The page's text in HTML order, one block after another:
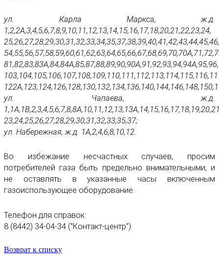
ул. Карла Маркса, ж.д.
1,2,2А,3,4,5,6,7,8,9,10,11,12,13,14,15,16,17,18,20,21,22,23,24,
ул. Чапаева, ж.д.
23,24,25,26,27,28,29,30,31,32,33,35,37;
ул. Набережная, ж.д. 1А,2,4,6,8,10,12.
Во избежание несчастных случаев, просим
потребителей газа быть предельно внимательными, и
не оставлять в указанные часы включенным
газоиспользующее оборудование.
Телефон для справок:
8 (8442) 34-04-34 ("Контакт-центр")
Возврат к списку